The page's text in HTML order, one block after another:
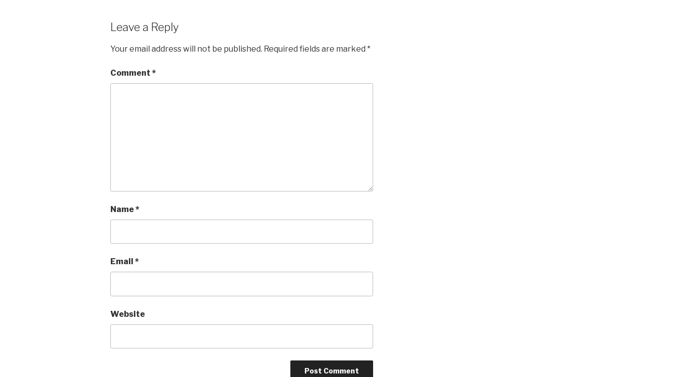
Leave a Reply
Your email address will not be published. Required fields are marked *
Comment *
Name*
Email *
Website